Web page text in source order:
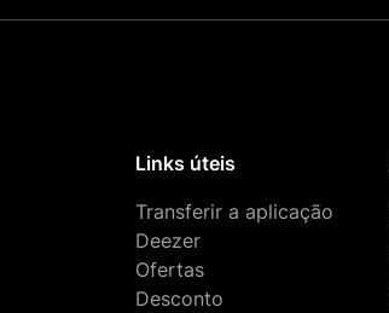
Links úteis
Transferir a aplicação
Deezer
Ofertas
Desconto